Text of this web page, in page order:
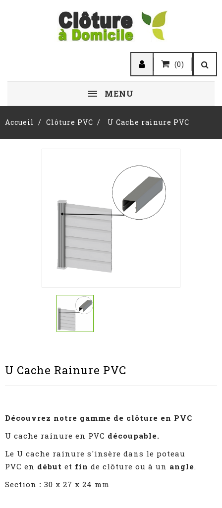
(0)
MENU
Accueil Clôture PVC U Cache rainure PVC
U Cache Rainure PVC
Découvrez notre gamme de clôture en PVC
U cache rainure en PVC découpable.
Le U cache rainure s'insère dans le poteau
PVC en début et fin de clôture ou à un angle.
Section : 30 x 27 x 24 mm